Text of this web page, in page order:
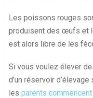
Les poissons rouges
produisent des œufs et
est alors libre de les
Si vous voulez élever
d’un réservoir
les parents